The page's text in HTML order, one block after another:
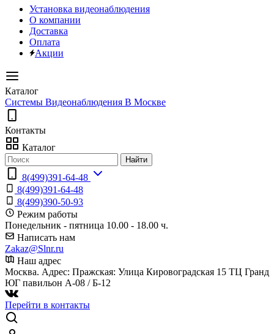
Установка видеонаблюдения
О компании
Доставка
Оплата
Акции
Каталог
Системы Видеонаблюдения В Москве
Контакты
Каталог
Найти
8(499)391-64-48
8(499)391-64-48
8(499)390-50-93
Режим работы
Понедельник - пятница 10.00 - 18.00 ч.
Написать нам
Zakaz@Slnr.ru
Наш адрес
Москва. Адрес: Пражская: Улица Кировоградская 15 ТЦ Гранд
ЮГ павильон А-08 / Б-12
Перейти в контакты